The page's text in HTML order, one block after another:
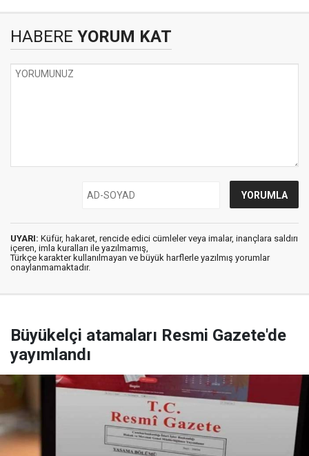
HABERE YORUM KAT
UYARI: Küfür, hakaret, rencide edici cümleler veya imalar, inançlara saldırı
içeren, imla kuralları ile yazılmamış,
Türkçe karakter kullanılmayan ve büyük harflerle yazılmış yorumlar
onaylanmamaktadır.
Büyükelçi atamaları Resmi Gazete'de
yayımlandı